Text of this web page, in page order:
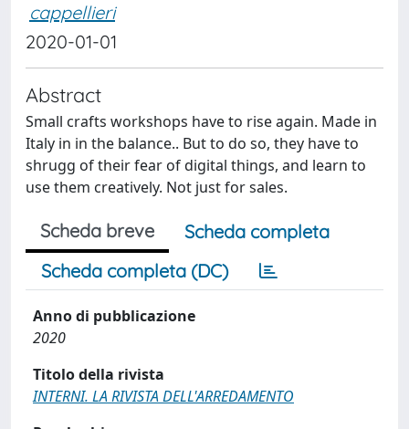
cappellieri
2020-01-01
Abstract
Small crafts workshops have to rise again. Made in
Italy in in the balance.. But to do so, they have to
shrugg of their fear of digital things, and learn to
use them creatively. Not just for sales.
Scheda breve
Scheda completa
Scheda completa (DC)
Anno di pubblicazione
2020
Titolo della rivista
INTERNI. LA RIVISTA DELL'ARREDAMENTO